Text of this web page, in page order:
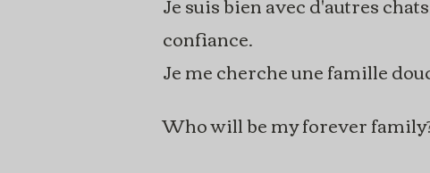
confiance.
Je me cherche une famille
Who will be my forever